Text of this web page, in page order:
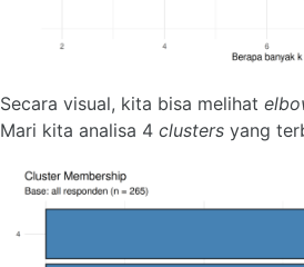
Secara visual, kita bisa melihat
Mari kita analisa 4 clusters yang